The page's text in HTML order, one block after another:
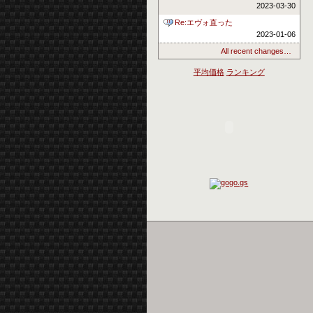
2023-03-30
Re:エヴォ直った
2023-01-06
All recent changes…
平均価格 ランキング